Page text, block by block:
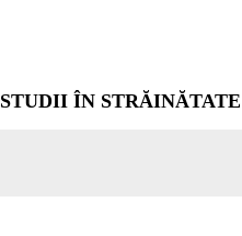
STUDII ÎN STRĂINĂTATE